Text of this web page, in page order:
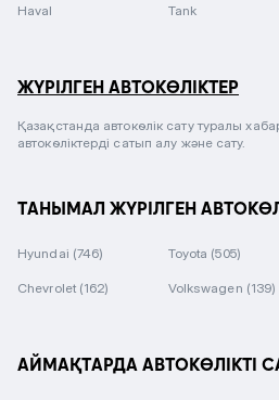
Haval Tank
ЖҮРІЛГЕН АВТОКӨЛІКТЕР
Қазақстанда автокөлік сату туралы
автокөліктерді сатып алу және сату.
ТАНЫМАЛ ЖҮРІЛГЕН
Hyundai (746) Toyota (505)
Chevrolet (162) Volkswagen (139)
АЙМАҚТАРДА АВТОКӨЛІКТІ